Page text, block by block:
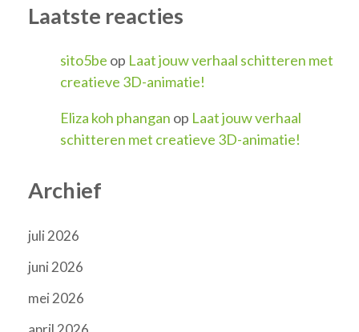
Laatste reacties
sito5be op Laat jouw verhaal schitteren met
creatieve 3D-animatie!
Eliza koh phangan op Laat jouw verhaal
schitteren met creatieve 3D-animatie!
Archief
juli 2026
juni 2026
mei 2026